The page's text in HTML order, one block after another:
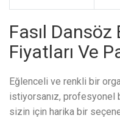
Fasıl
Fiyatları Ve
Eğlenceli ve renkli bir
istiyorsanız, profesyonel
sizin için harika bir